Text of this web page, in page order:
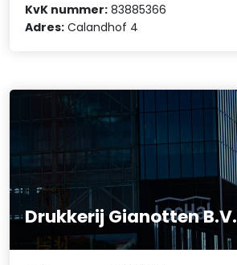
KvK nummer: 83885366
Adres: Calandhof 4
Drukkerij Gianotten B.V.